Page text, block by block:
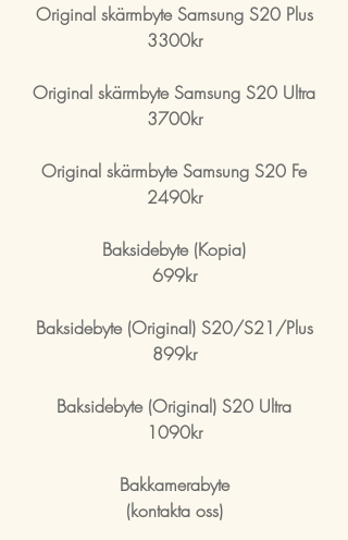
Original skärmbyte Samsung S20 Plus
3300kr
Original skärmbyte Samsung S20 Ultra
3700kr
Original skärmbyte Samsung S20 Fe
2490kr
Baksidebyte (Kopia)
699kr
Baksidebyte (Original) S20/S21/Plus
899kr
Baksidebyte (Original) S20 Ultra
1090kr
Bakkamerabyte
(kontakta oss)